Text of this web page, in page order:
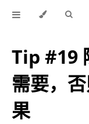
Tip #19
需要，
果